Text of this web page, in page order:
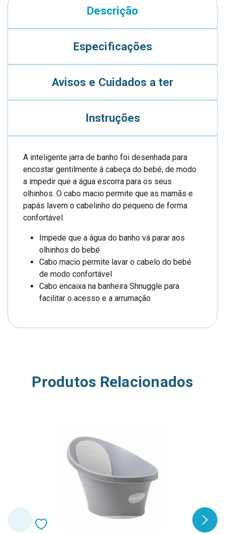
Descrição
Especificações
Avisos e Cuidados a ter
Instruções
A inteligente jarra de banho foi desenhada para
encostar gentilmente à cabeça do bebé, de modo
a impedir que a água escorra para os seus
olhinhos. O cabo macio permite que as mamãs e
papás lavem o cabelinho do pequeno de forma
confortável.
Impede que a água do banho vá parar aos
olhinhos do bebé
Cabo macio permite lavar o cabelo do bebé
de modo confortável
Cabo encaixa na banheira Shnuggle para
facilitar o acesso e a arrumação
Produtos Relacionados